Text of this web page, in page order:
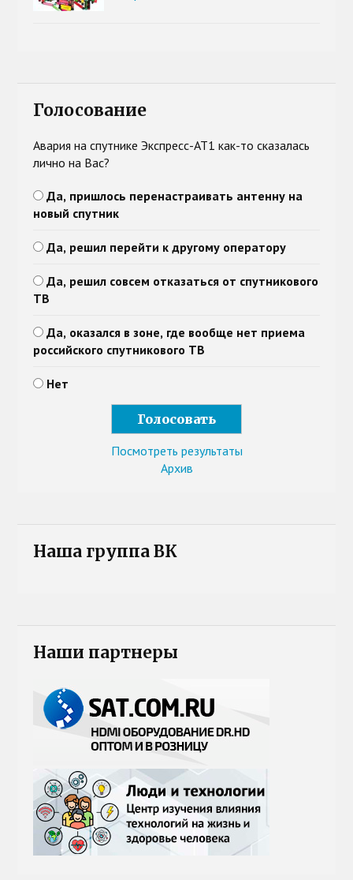
Голосование
Авария на спутнике Экспресс-АТ1 как-то сказалась
лично на Вас?
Да, пришлось перенастраивать антенну на
новый спутник
Да, решил перейти к другому оператору
Да, решил совсем отказаться от спутникового
ТВ
Да, оказался в зоне, где вообще нет приема
российского спутникового ТВ
Нет
Посмотреть результаты
Архив
Наша группа ВК
Наши партнеры